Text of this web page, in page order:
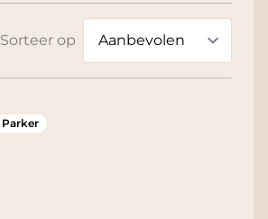
Sorteer op
Parker